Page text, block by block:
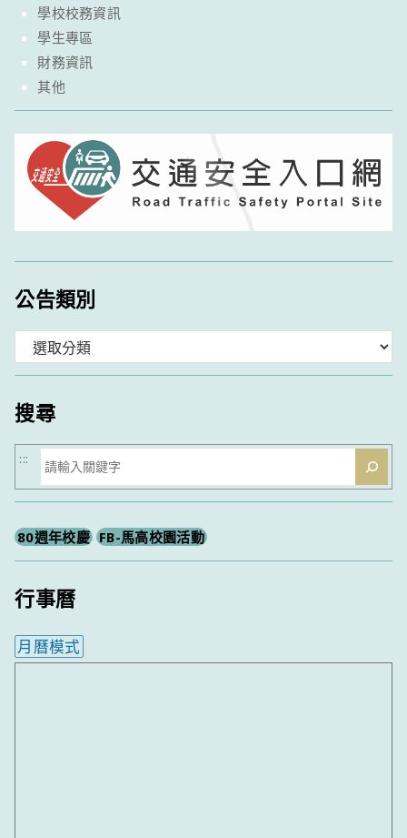
學校校務資訊
學生專區
財務資訊
其他
公告類別
類
搜尋
搜
尋
:::
80週年校慶 FB-馬高校園活動
行事曆
月曆模式